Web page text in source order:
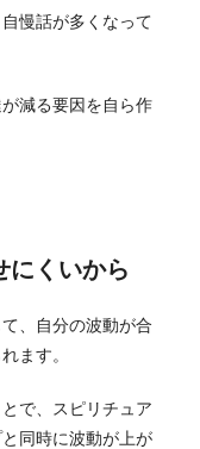
慢話が多くなって
減る要因を自ら作
にくいから
、自分の波動が合
ます。
で、スピリチュア
同時に波動が上が